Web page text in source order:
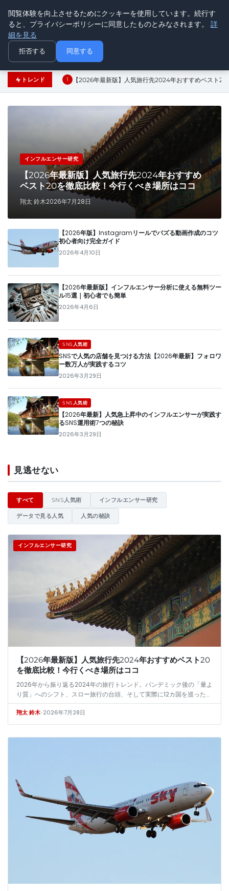
ninki
人気トレンド
トレンド 1 【2026年最新版】人気旅行先2024年おすすめベスト
インフルエンサー研究
【2026年最新版】人気旅行先2024年おすすめ
ベスト20を徹底比較！今行くべき場所はココ
翔太 鈴木2026年7月28日
【2026年版】Instagramリールでバズる動画作成のコツ
初心者向け完全ガイド
2026年4月10日
【2026年最新版】インフルエンサー分析に使える無料ツー
ル15選｜初心者でも簡単
2026年4月6日
SNS人気術
SNSで人気の店舗を見つける方法【2026年最新】フォロワ
ー数万人が実践するコツ
2026年3月29日
SNS人気術
【2026年最新】人気急上昇中のインフルエンサーが実践す
るSNS運用術7つの秘訣
2026年3月29日
Ninki - 日本のトレンド、文化、
見逃せない
すべて SNS人気術 インフルエンサー研究
データで見る人気 人気の秘訣
インフルエンサー研究
【2026年最新版】人気旅行先2024年おすすめベスト20
を徹底比較！今行くべき場所はココ
2026年から振り返る2024年の旅行トレンド。パンデミック後の「量よ
り質」へのシフト、スロー旅行の台頭、そして実際に12カ国を巡った旅
行ブロガーが語る、データだけでは見えない「なぜその場所が選ばれ
た…
翔太 鈴木•2026年7月28日
閲覧体験を向上させるためにクッキーを使用しています。続行す
ると、プライバシーポリシーに同意したものとみなされます。 詳
細を見る
拒否する 同意する